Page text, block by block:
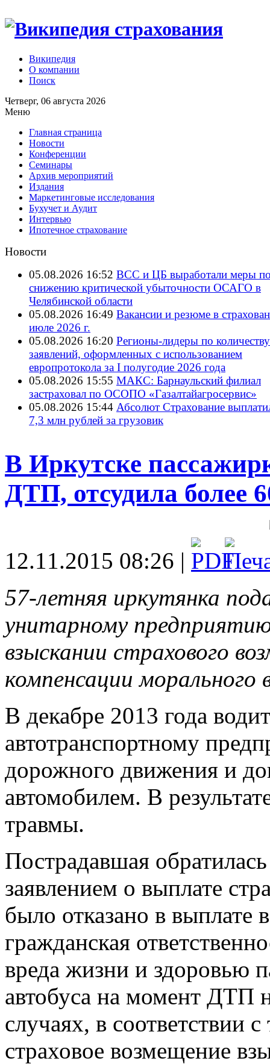
Википедия
О компании
Поиск
Четверг, 06 августа 2026
Меню
Главная страница
Новости
Конференции
Семинары
Архив мероприятий
Издания
Маркетинговые исследования
Бухучет и Аудит
Интервью
Ипотечное страхование
Новости
05.08.2026 16:52 ВСС и ЦБ выработали меры
снижению критической убыточности ОСАГО в
Челябинской области
05.08.2026 16:49 Вакансии и резюме в
июле 2026 г.
05.08.2026 16:20 Регионы-лидеры по количеству
заявлений, оформленных с использованием
европротокола за I полугодие 2026 года
05.08.2026 15:55 МАКС: Барнаульский филиал
застраховал по ОСОПО «Газалтайагросервис»
05.08.2026 15:44 Абсолют Страхование
7,3 млн рублей за грузовик
В Иркутске
ДТП, отсудила более
12.11.2015 08:26 |
57-летняя иркутянка
унитарному
взыскании страхового
компенсации морального
В декабре 2013 года
автотранспортному
дорожного движения и
автомобилем. В
травмы.
Пострадавшая
заявлением о выплате
было отказано в выплате
гражданская
вреда жизни и здоровью
автобуса на момент ДТП
случаях, в соответствии
страховое возмещение